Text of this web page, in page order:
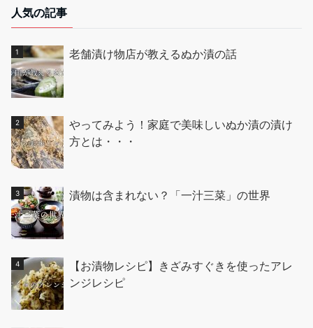
人気の記事
老舗漬け物店が教えるぬか漬の話
やってみよう！家庭で美味しいぬか漬の漬け
方とは・・・
漬物は含まれない？「一汁三菜」の世界
【お漬物レシピ】きざみすぐきを使ったアレ
ンジレシピ